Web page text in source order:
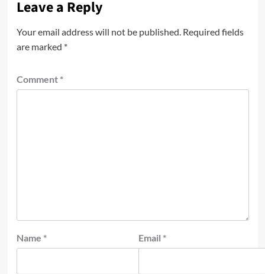
Leave a Reply
Your email address will not be published. Required fields
are marked *
Comment *
Name * Email *